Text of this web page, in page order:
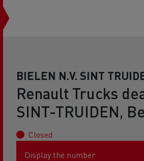
BIELEN N.V. SINT
Renault Trucks
SINT-TRUIDEN,
Closed
Display the number